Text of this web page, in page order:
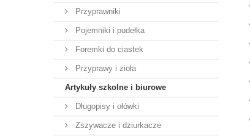
Przyprawniki
Pojemniki i pudełka
Foremki do ciastek
Przyprawy i zioła
Artykuły szkolne i biurowe
Długopisy i ołówki
Zszywacze i dziurkacze